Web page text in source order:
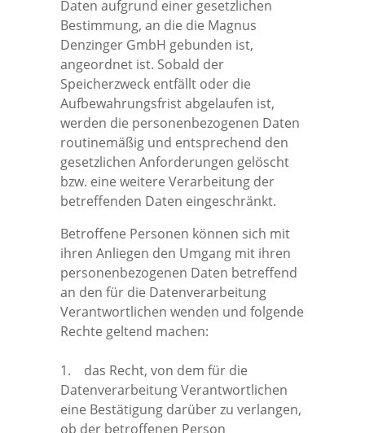
Daten aufgrund einer gesetzlichen
Bestimmung, an die die Magnus
Denzinger GmbH gebunden ist,
angeordnet ist. Sobald der
Speicherzweck entfällt oder die
Aufbewahrungsfrist abgelaufen ist,
werden die personenbezogenen Daten
routinemäßig und entsprechend den
gesetzlichen Anforderungen gelöscht
bzw. eine weitere Verarbeitung der
betreffenden Daten eingeschränkt.
Betroffene Personen können sich mit
ihren Anliegen den Umgang mit ihren
personenbezogenen Daten betreffend
an den für die Datenverarbeitung
Verantwortlichen wenden und folgende
Rechte geltend machen:
1. das Recht, von dem für die
Datenverarbeitung Verantwortlichen
eine Bestätigung darüber zu verlangen,
ob der betroffenen Person